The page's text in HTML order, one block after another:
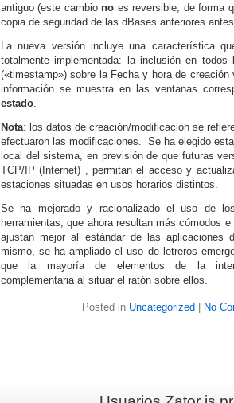
antiguo (este cambiono es reversible, de forma
copia de seguridad de las dBases anteriores
La nueva versión incluye una característica
totalmente implementada: la inclusión en todos
(«timestamp») sobre la Fecha y hora de
información se muestra en las ventanas
estado.
Nota: los datos de creación/modificación se
efectuaron las modificaciones. Se ha elegido
local del sistema, en previsión de que futuras
TCP/IP (Internet) , permitan el acceso y
estaciones situadas en usos horarios distintos.
Se ha mejorado y racionalizado el uso de
herramientas, que ahora resultan más cómodos
ajustan mejor al estándar de las aplicaciones
mismo, se ha ampliado el uso de letreros
que la mayoría de elementos de la
complementaria al situar el ratón sobre ellos.
Posted in Uncategorized No